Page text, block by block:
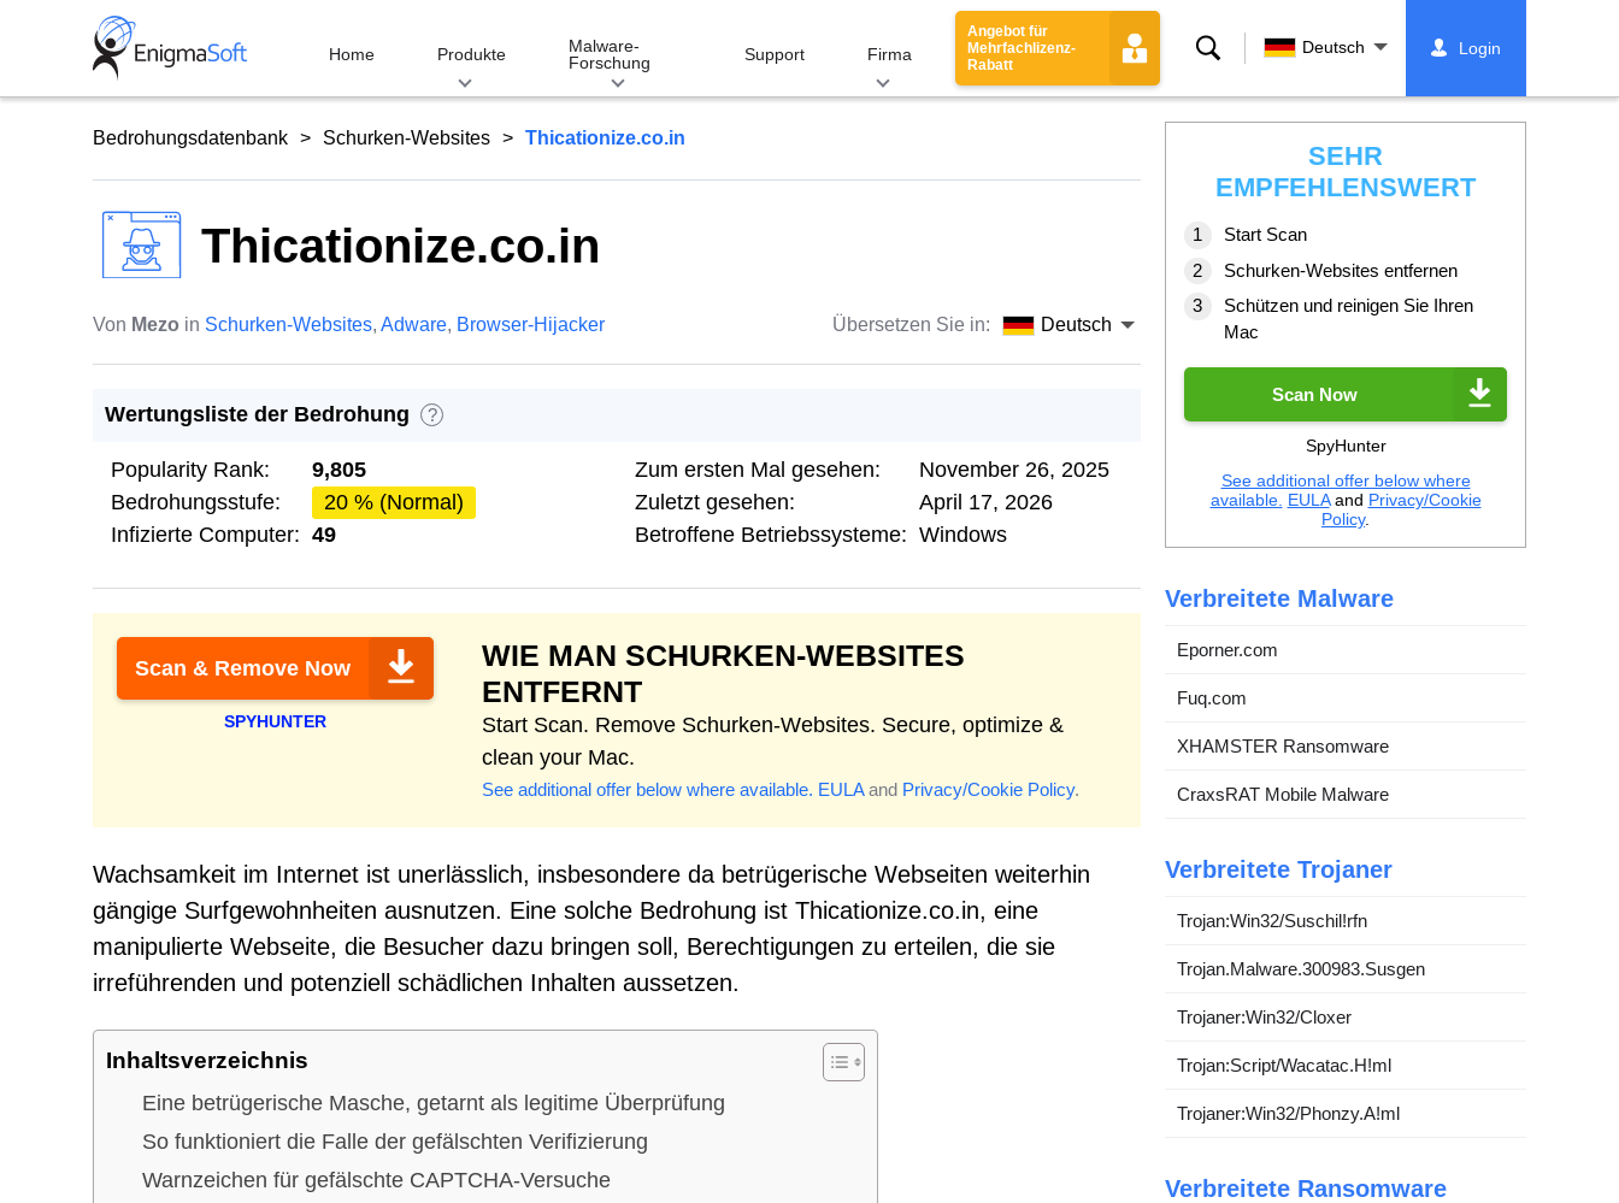
Home Produkte
Malware-
Forschung
Support Firma
Angebot für
Mehrfachlizenz-
Rabatt
Suche Deutsch Login
Bedrohungsdatenbank Schurken-Websites Thicationize.co.in
Thicationize.co.in
Von Mezo in Schurken-Websites, Adware, Browser-Hijacker Übersetzen Sie in: Deutsch
Wertungsliste der Bedrohung ?
Popularity Rank:
9,805
Bedrohungsstufe:
20 % (Normal)
Infizierte Computer: 49
Zum ersten Mal gesehen:
November 26, 2025
Zuletzt gesehen:
April 17, 2026
Betroffene Betriebssysteme: Windows
Scan & Remove Now
SPYHUNTER
WIE MAN SCHURKEN-WEBSITES
ENTFERNT
Start Scan. Remove Schurken-Websites. Secure, optimize &
clean your Mac.
See additional offer below where available. EULAand Privacy/Cookie Policy.
Wachsamkeit im Internet ist unerlässlich, insbesondere da betrügerische Webseiten weiterhin
gängige Surfgewohnheiten ausnutzen. Eine solche Bedrohung ist Thicationize.co.in, eine
manipulierte Webseite, die Besucher dazu bringen soll, Berechtigungen zu erteilen, die sie
irreführenden und potenziell schädlichen Inhalten aussetzen.
Inhaltsverzeichnis
Eine betrügerische Masche, getarnt als legitime Überprüfung
So funktioniert die Falle der gefälschten Verifizierung
Warnzeichen für gefälschte CAPTCHA-Versuche
SEHR
EMPFEHLENSWERT
Start Scan
Schurken-Websites entfernen
Schützen und reinigen Sie Ihren
Mac
Scan Now
SpyHunter
See additional offer below where
available. EULAand Privacy/Cookie
Policy.
Verbreitete Malware
Eporner.com
Fuq.com
XHAMSTER Ransomware
CraxsRAT Mobile Malware
Verbreitete Trojaner
Trojan:Win32/Suschil!rfn
Trojan.Malware.300983.Susgen
Trojaner:Win32/Cloxer
Trojan:Script/Wacatac.H!ml
Trojaner:Win32/Phonzy.A!ml
Verbreitete Ransomware